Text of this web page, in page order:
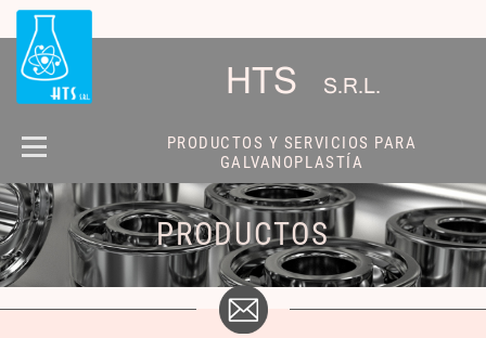
HTS S.R.L.
PRODUCTOS Y SERVICIOS PARA
GALVANOPLASTÍA
PRODUCTOS
QUIENES
SOMOS
PRODUCTOS
CONTACTO